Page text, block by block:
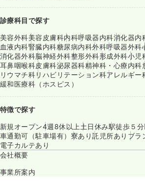
診療科目で探す
美容外科美容皮膚科内科呼吸器内科消化器内
血液内科腎臓内科糖尿病内科外科呼吸器外科
消化器外科脳神経外科整形外科形成外科小児
耳鼻咽喉科皮膚科泌尿器科精神科・心療内科
リウマチ科リハビリテーション科アレルギー
緩和医療科（ホスピス）
特徴で探す
新規オープン4週8休以上 土日休み駅徒歩５
車通勤可（駐車場有） 寮あり託児所あり ブラ
電子カルテあり
会社概要
事業所案内